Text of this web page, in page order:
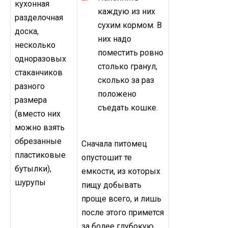
кухонная
разделочная
доска,
несколько
одноразовых
стаканчиков
разного
размера
(вместо них
можно взять
обрезанные
пластиковые
бутылки),
шурупы
каждую из них
сухим кормом. В
них надо
поместить ровно
столько гранул,
сколько за раз
положено
съедать кошке.
Сначала питомец
опустошит те
емкости, из которых
пищу добывать
проще всего, и лишь
после этого примется